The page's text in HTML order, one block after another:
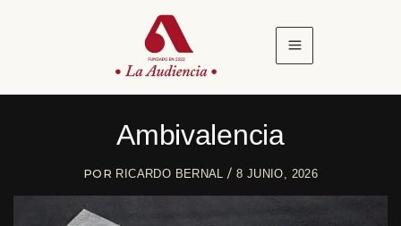
Ambivalencia
POR RICARDO BERNAL/8 JUNIO, 2026